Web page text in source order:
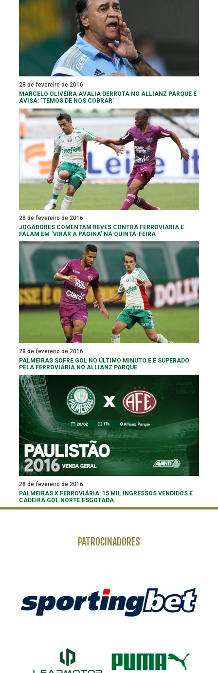
28 de fevereiro de 2016
MARCELO OLIVEIRA AVALIA DERROTA NO ALLIANZ PARQUE E
AVISA: ‘TEMOS DE NOS COBRAR’
28 de fevereiro de 2016
JOGADORES COMENTAM REVÉS CONTRA FERROVIÁRIA E
FALAM EM ‘VIRAR A PÁGINA’ NA QUINTA-FEIRA
28 de fevereiro de 2016
PALMEIRAS SOFRE GOL NO ÚLTIMO MINUTO E É SUPERADO
PELA FERROVIÁRIA NO ALLIANZ PARQUE
28 de fevereiro de 2016
PALMEIRAS X FERROVIÁRIA: 15 MIL INGRESSOS VENDIDOS E
CADEIRA GOL NORTE ESGOTADA
PATROCINADORES